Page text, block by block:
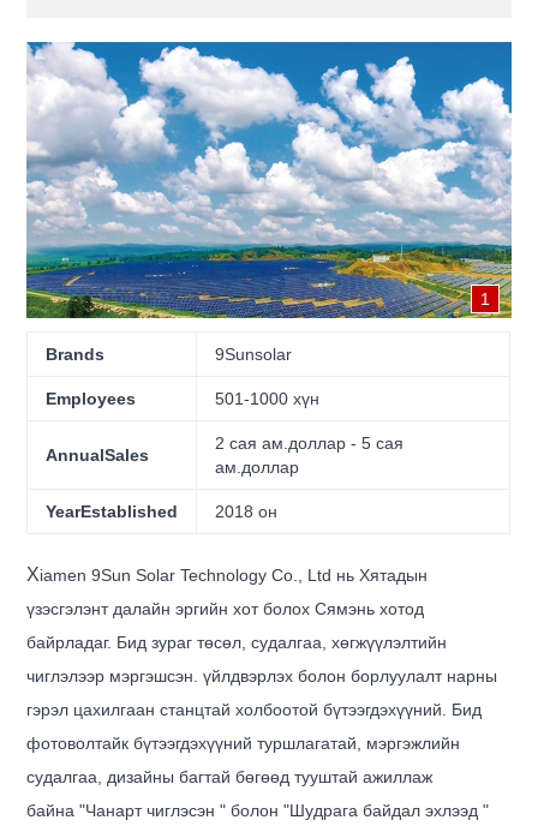
1
Brands 9Sunsolar
Employees 501-1000 хүн
AnnualSales
2 сая ам.доллар - 5 сая
ам.доллар
YearEstablished 2018 он
Xiamen 9Sun Solar Technology Co., Ltd нь Хятадын
үзэсгэлэнт далайн эргийн хот болох Сямэнь хотод
байрладаг. Бид зураг төсөл, судалгаа, хөгжүүлэлтийн
чиглэлээр мэргэшсэн.үйлдвэрлэх болон борлуулалт нарны
гэрэл цахилгаан станцтай холбоотой бүтээгдэхүүний. Бид
фотоволтайк бүтээгдэхүүний туршлагатай, мэргэжлийн
судалгаа, дизайны багтай бөгөөд тууштай ажиллаж
байна "Чанарт чиглэсэн " болон "Шудрага байдал эхлээд "